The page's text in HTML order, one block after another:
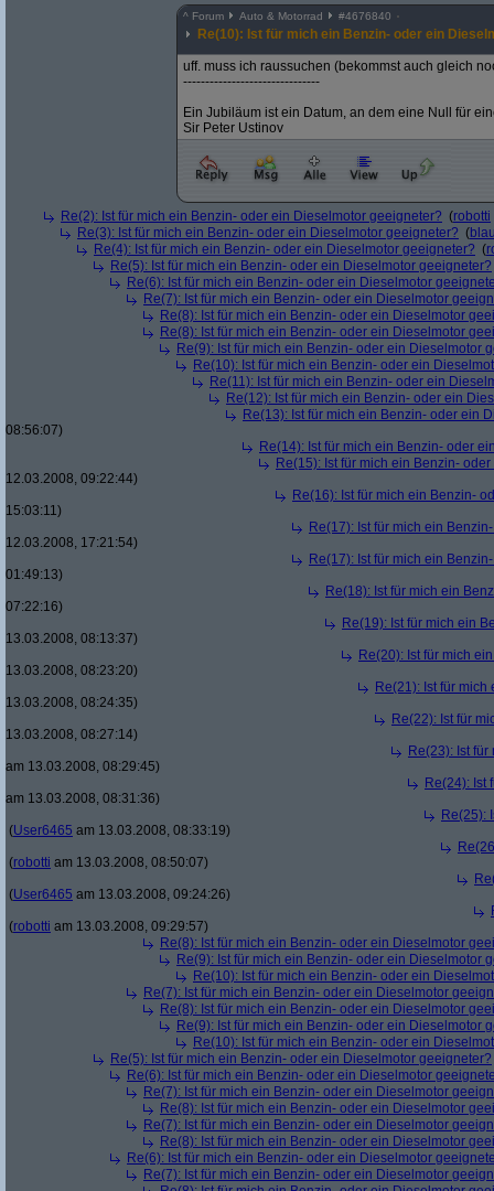
^ Forum Auto & Motorrad #4676840
Re(10): Ist für mich ein Benzin- oder ein
uff. muss ich raussuchen (bekommst auch gleich
-------------------------------
Ein Jubiläum ist ein Datum, an dem eine Null für
Sir Peter Ustinov
Re(2): Ist für mich ein Benzin- oder ein Dieselmotor geeigneter? (robotti
Re(3): Ist für mich ein Benzin- oder ein Dieselmotor geeigneter? (
Re(4): Ist für mich ein Benzin- oder ein Dieselmotor geeigneter? (
Re(5): Ist für mich ein Benzin- oder ein Dieselmotor geeigneter?
Re(6): Ist für mich ein Benzin- oder ein Dieselmotor
Re(7): Ist für mich ein Benzin- oder ein Dieselmotor
Re(8): Ist für mich ein Benzin- oder ein Dieselmotor
Re(8): Ist für mich ein Benzin- oder ein Dieselmotor
Re(9): Ist für mich ein Benzin- oder ein Dieselmotor
Re(10): Ist für mich ein Benzin- oder ein
Re(11): Ist für mich ein Benzin- oder ein
Re(12): Ist für mich ein Benzin- oder ein
Re(13): Ist für mich ein Benzin- oder ein
08:56:07)
Re(14): Ist für mich ein Benzin- oder
Re(15): Ist für mich ein Benzin-
12.03.2008, 09:22:44)
Re(16): Ist für mich ein Benzin-
15:03:11)
Re(17): Ist für mich ein
12.03.2008, 17:21:54)
Re(17): Ist für mich ein
01:49:13)
Re(18): Ist für mich ein
07:22:16)
Re(19): Ist für mich ein
13.03.2008, 08:13:37)
Re(20): Ist für mich
13.03.2008, 08:23:20)
Re(21): Ist für
13.03.2008, 08:24:35)
Re(22): Ist für
13.03.2008, 08:27:14)
Re(23): Ist
am 13.03.2008, 08:29:45)
Re(24): Ist
am 13.03.2008, 08:31:36)
Re(25):
(User6465 am 13.03.2008, 08:33:19)
(robotti am 13.03.2008, 08:50:07)
(User6465 am 13.03.2008, 09:24:26)
(robotti am 13.03.2008, 09:29:57)
Re(8): Ist für mich ein Benzin- oder ein Dieselmotor
Re(9): Ist für mich ein Benzin- oder ein Dieselmotor
Re(10): Ist für mich ein Benzin- oder ein
Re(7): Ist für mich ein Benzin- oder ein Dieselmotor
Re(8): Ist für mich ein Benzin- oder ein Dieselmotor
Re(9): Ist für mich ein Benzin- oder ein Dieselmotor
Re(10): Ist für mich ein Benzin- oder ein
Re(5): Ist für mich ein Benzin- oder ein Dieselmotor geeigneter?
Re(6): Ist für mich ein Benzin- oder ein Dieselmotor
Re(7): Ist für mich ein Benzin- oder ein Dieselmotor
Re(8): Ist für mich ein Benzin- oder ein Dieselmotor
Re(7): Ist für mich ein Benzin- oder ein Dieselmotor
Re(8): Ist für mich ein Benzin- oder ein Dieselmotor
Re(6): Ist für mich ein Benzin- oder ein Dieselmotor
Re(7): Ist für mich ein Benzin- oder ein Dieselmotor